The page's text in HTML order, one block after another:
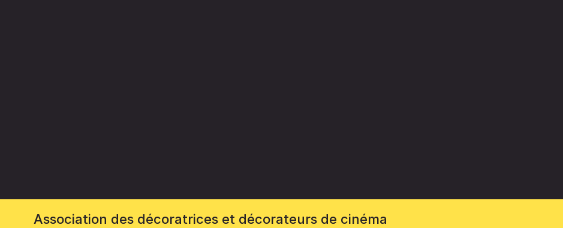
Association des décoratrices et décorateurs de cinéma